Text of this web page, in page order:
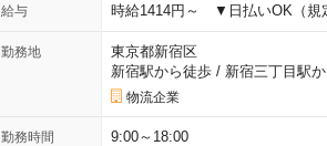
給与 時給1414円～ ▼日払いOK（
勤務地
東京都新宿区
新宿駅から徒歩/ 新宿三丁目駅
物流企業
勤務時間 9:00～18:00